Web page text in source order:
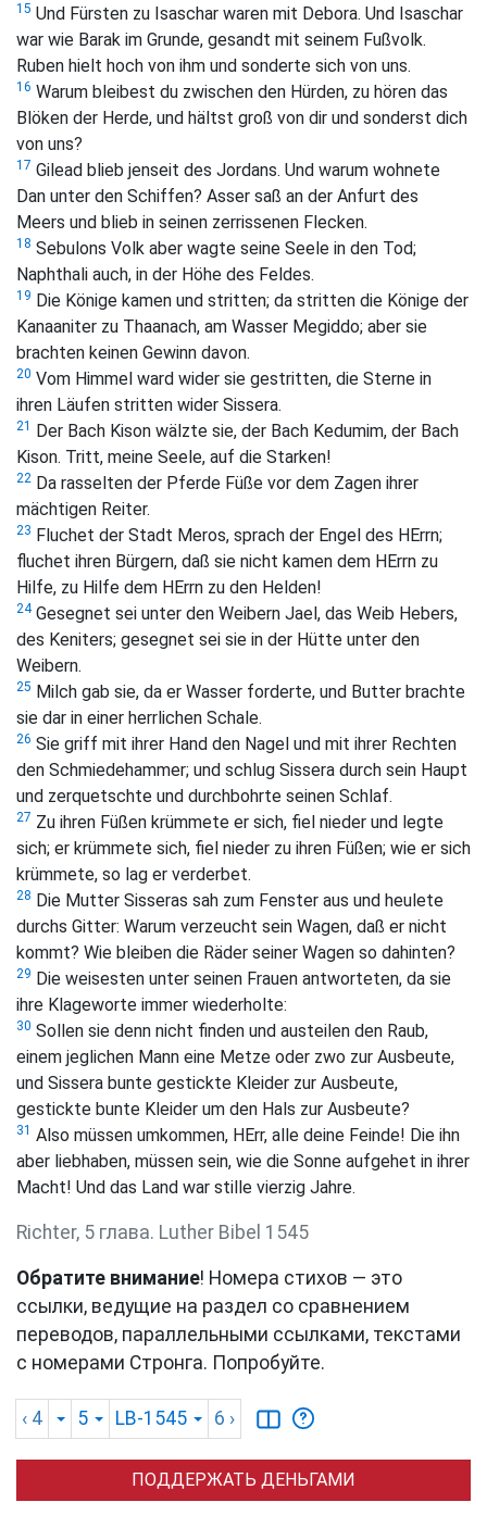
15 Und Fürsten zu Isaschar waren mit Debora. Und Isaschar
war wie Barak im Grunde, gesandt mit seinem Fußvolk.
Ruben hielt hoch von ihm und sonderte sich von uns.
16 Warum bleibest du zwischen den Hürden, zu hören das
Blöken der Herde, und hältst groß von dir und sonderst dich
von uns?
17 Gilead blieb jenseit des Jordans. Und warum wohnete
Dan unter den Schiffen? Asser saß an der Anfurt des
Meers und blieb in seinen zerrissenen Flecken.
18 Sebulons Volk aber wagte seine Seele in den Tod;
Naphthali auch, in der Höhe des Feldes.
19 Die Könige kamen und stritten; da stritten die Könige der
Kanaaniter zu Thaanach, am Wasser Megiddo; aber sie
brachten keinen Gewinn davon.
20 Vom Himmel ward wider sie gestritten, die Sterne in
ihren Läufen stritten wider Sissera.
21
Der Bach Kison wälzte sie, der Bach Kedumim, der Bach
Kison. Tritt, meine Seele, auf die Starken!
22 Da rasselten der Pferde Füße vor dem Zagen ihrer
mächtigen Reiter.
23 Fluchet der Stadt Meros, sprach der Engel des HErrn;
fluchet ihren Bürgern, daß sie nicht kamen dem HErrn zu
Hilfe, zu Hilfe dem HErrn zu den Helden!
24Gesegnet sei unter den Weibern Jael, das Weib Hebers,
des Keniters; gesegnet sei sie in der Hütte unter den
Weibern.
25 Milch gab sie, da er Wasser forderte, und Butter brachte
sie dar in einer herrlichen Schale.
26 Sie griff mit ihrer Hand den Nagel und mit ihrer Rechten
den Schmiedehammer; und schlug Sissera durch sein Haupt
und zerquetschte und durchbohrte seinen Schlaf.
27 Zu ihren Füßen krümmete er sich, fiel nieder und legte
sich; er krümmete sich, fiel nieder zu ihren Füßen; wie er sich
krümmete, so lag er verderbet.
28 Die Mutter Sisseras sah zum Fenster aus und heulete
durchs Gitter: Warum verzeucht sein Wagen, daß er nicht
kommt? Wie bleiben die Räder seiner Wagen so dahinten?
29 Die weisesten unter seinen Frauen antworteten, da sie
ihre Klageworte immer wiederholte:
30 Sollen sie denn nicht finden und austeilen den Raub,
einem jeglichen Mann eine Metze oder zwo zur Ausbeute,
und Sissera bunte gestickte Kleider zur Ausbeute,
gestickte bunte Kleider um den Hals zur Ausbeute?
31 Also müssen umkommen, HErr, alle deine Feinde! Die ihn
aber liebhaben, müssen sein, wie die Sonne aufgehet in ihrer
Macht! Und das Land war stille vierzig Jahre.
Richter, 5 глава. Luther Bibel 1545
Обратите внимание! Номера стихов — это
ссылки, ведущие на раздел со сравнением
переводов, параллельными ссылками, текстами
с номерами Стронга. Попробуйте.
‹ 4 5 LB-1545 6 ›
ПОДДЕРЖАТЬ ДЕНЬГАМИ